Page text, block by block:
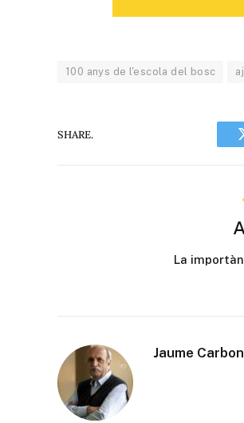
100 anys de l'escola del bosc
SHARE.
La
Jaume